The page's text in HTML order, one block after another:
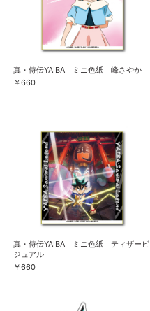
真・侍伝YAIBA ミニ色紙 峰さやか
￥660
真・侍伝YAIBA ミニ色紙 ティザービ
ジュアル
￥660